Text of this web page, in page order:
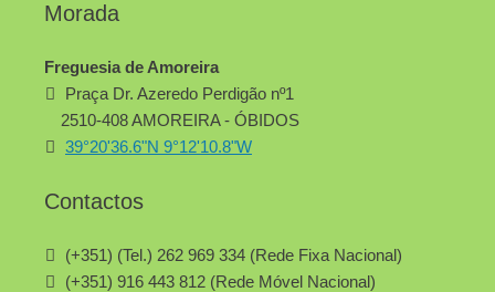
Morada
Freguesia de Amoreira
Praça Dr. Azeredo Perdigão nº1
2510-408 AMOREIRA - ÓBIDOS
39°20'36.6"N 9°12'10.8"W
Contactos
(+351) (Tel.) 262 969 334 (Rede Fixa Nacional)
(+351) 916 443 812 (Rede Móvel Nacional)